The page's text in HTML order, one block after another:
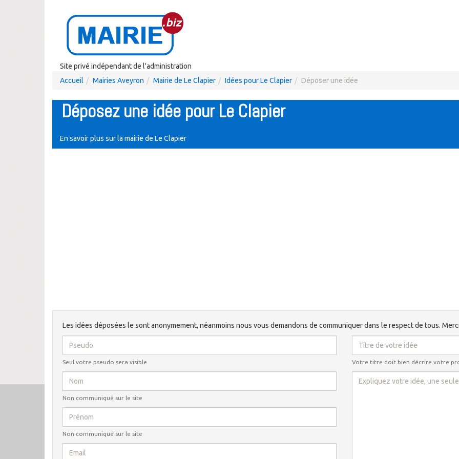
Site privé indépendant de l'administration
Accueil
Mairies Aveyron Mairie de Le Clapier Idées pour Le Clapier Déposer une idée
Déposez une idée pour Le Clapier
En savoir plus sur la mairie de Le Clapier
Les idées déposées le sont anonymement, néanmoins nous vous demandons de communiquer dans le respect de tous.
Seul votre pseudo sera visible
Non communiqué sur le site
Non communiqué sur le site
Votre titre doit bien décrire votre